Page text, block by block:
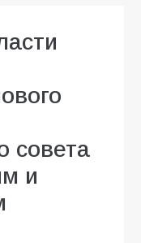
совета
и